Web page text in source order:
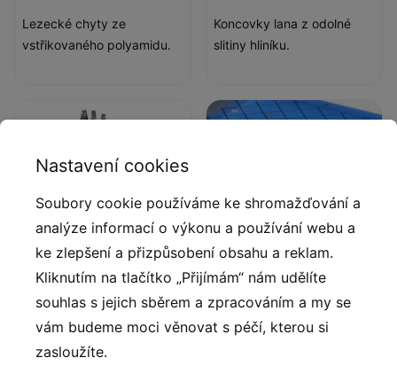
Lezecké chyty ze
vstřikovaného polyamidu.
Koncovky lana z odolné
slitiny hliníku.
Lana s ocelovým
jádrem
Polypropylenová lana s
HPL 13 mm modrá
Protiskluzová modrá 13 mm
Nastavení cookies
Soubory cookie používáme ke shromažďování a
analýze informací o výkonu a používání webu a
ke zlepšení a přizpůsobení obsahu a reklam.
Kliknutím na tlačítko „Přijímám“ nám udělíte
souhlas s jejich sběrem a zpracováním a my se
vám budeme moci věnovat s péčí, kterou si
zasloužíte.